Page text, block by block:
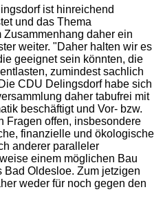
ist hinreichend
und das Thema
daher ein
weiter. "Daher halten wir es
geeignet sein könnten, die
zumindest sachlich
CDU Delingsdorf habe sich
daher tabufrei mit
beschäftigt und Vor- bzw.
Fragen offen, insbesondere
finanzielle und ökologische
anderer paralleler
einem möglichen Bau
Oldesloe. Zum jetzigen
weder für noch gegen den